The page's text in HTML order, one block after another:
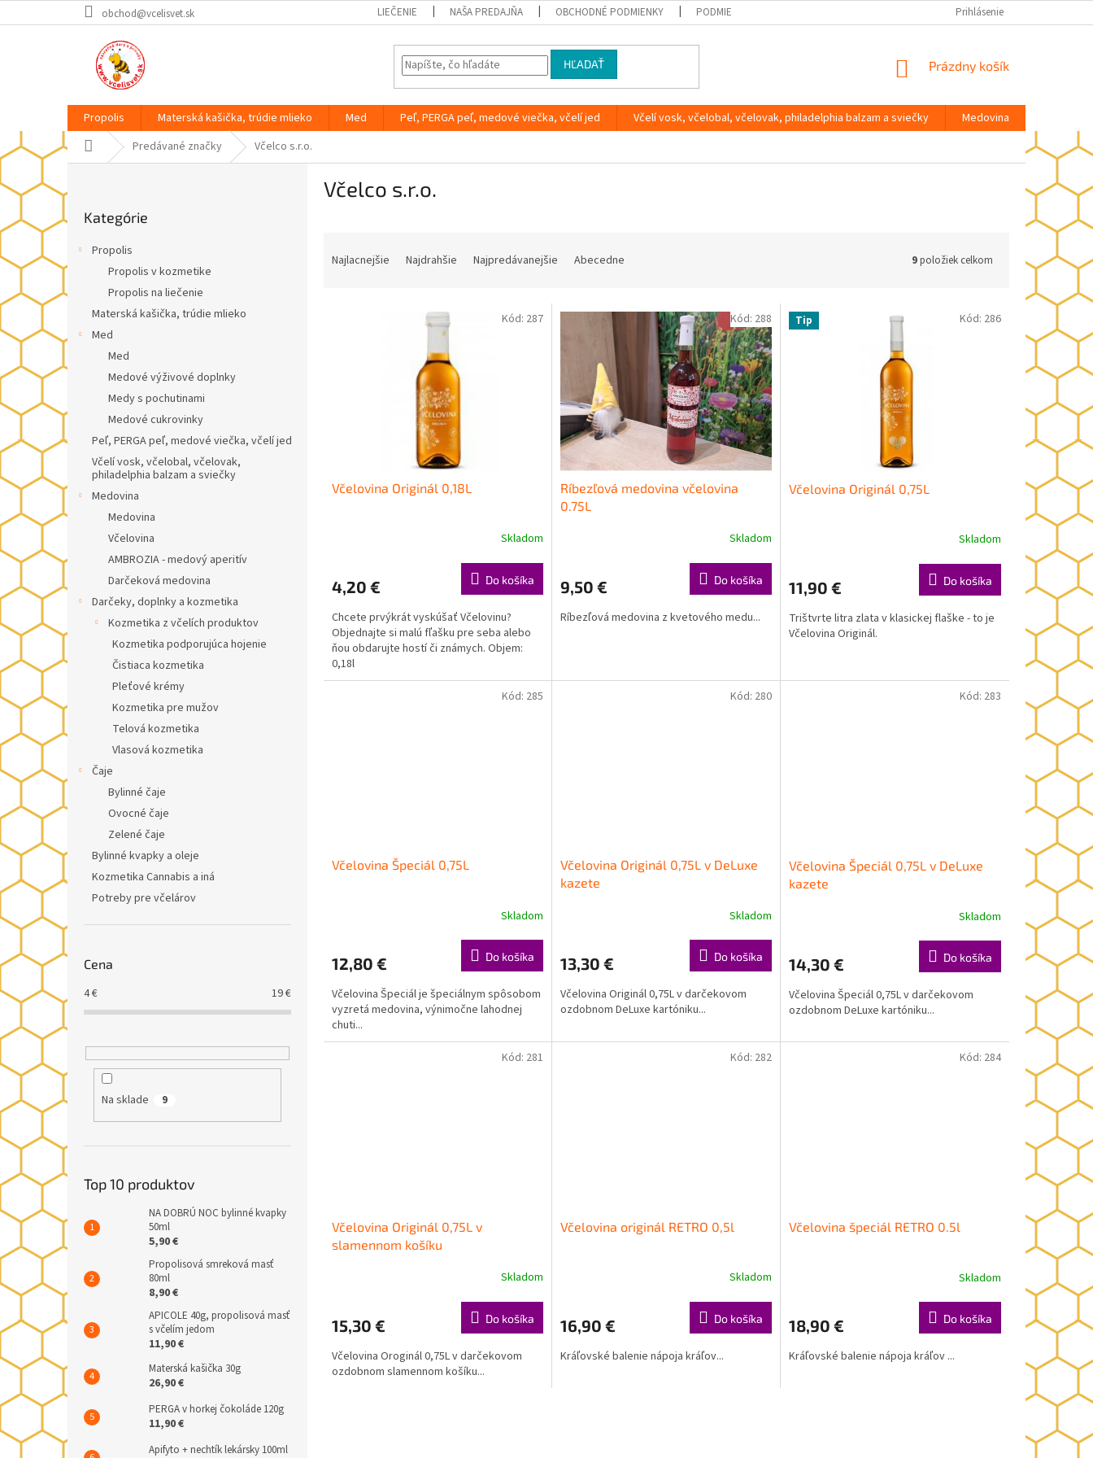
na
obchod@vcelisvet.sk LIEČENIE NAŠA PREDAJŇA OBCHODNÉ PODMIENKY PODMIENKY OCHRANY OSOBNÝCH ÚDAJOV Prihlásenie
HĽADAŤ
NÁKUPNÝ
Prázdny košík
Propolis Materská kašička, trúdie mlieko Med Peľ, PERGA peľ, medové viečka, včelí jed Včelí vosk, včelobal, včelovak, philadelphia balzam a sviečky Medovina
DomovPredávané značky Včelco s.r.o.
o
n
p
n
l
kategórie
Kategórie
Propolis
Propolis v kozmetike
Propolis na liečenie
Materská kašička, trúdie mlieko
Med
Med
Medové výživové doplnky
Medy s pochutinami
Medové cukrovinky
Peľ, PERGA peľ, medové viečka, včelí jed
Včelí vosk, včelobal, včelovak,
philadelphia balzam a sviečky
Medovina
Medovina
Včelovina
AMBROZIA - medový aperitív
Darčeková medovina
Darčeky, doplnky a kozmetika
Kozmetika z včelích produktov
Kozmetika podporujúca hojenie
Čistiaca kozmetika
Pleťové krémy
Kozmetika pre mužov
Telová kozmetika
Vlasová kozmetika
Čaje
Bylinné čaje
Ovocné čaje
Zelené čaje
Bylinné kvapky a oleje
Kozmetika Cannabis a iná
Potreby pre včelárov
Cena
4€ 19€
Na sklade 9
Top 10 produktov
NA DOBRÚ NOC bylinné kvapky
50ml
5,90 €
Propolisová smreková masť
80ml
8,90 €
APICOLE 40g, propolisová masť
s včelím jedom
11,90 €
Materská kašička 30g
26,90 €
PERGA v horkej čokoláde 120g
11,90 €
Apifyto + nechtík lekársky 100ml
Včelco s.r.o.
Najlacnejšie Najdrahšie Najpredávanejšie Abecedne 9položiek celkom
Včelovina Originál 0,18L
Skladom
4,20 € Do košíka
Chcete prvýkrát vyskúšať Včelovinu?
Objednajte si malú fľašku pre seba alebo
ňou obdarujte hostí či známych. Objem:
0,18l
Kód: 287
Ríbezľová medovina včelovina
0.75L
Skladom
9,50 € Do košíka
Ríbezľová medovina z kvetového medu...
Kód: 288 Tip
Včelovina Originál 0,75L
Skladom
11,90 € Do košíka
Trištvrte litra zlata v klasickej flaške - to je
Včelovina Originál.
Kód: 286
Včelovina Špeciál 0,75L
Skladom
12,80 € Do košíka
Včelovina Špeciál je špeciálnym spôsobom
vyzretá medovina, výnimočne lahodnej
chuti...
Kód: 285
Včelovina Originál 0,75L v DeLuxe
kazete
Skladom
13,30 € Do košíka
Včelovina Originál 0,75L v darčekovom
ozdobnom DeLuxe kartóniku...
Kód: 280
Včelovina Špeciál 0,75L v DeLuxe
kazete
Skladom
14,30 € Do košíka
Včelovina Špeciál 0,75L v darčekovom
ozdobnom DeLuxe kartóniku...
Kód: 283
Včelovina Originál 0,75L v
slamennom košíku
Skladom
15,30 € Do košíka
Včelovina Oroginál 0,75L v darčekovom
ozdobnom slamennom košíku...
Kód: 281
Včelovina originál RETRO 0,5l
Skladom
16,90 € Do košíka
Kráľovské balenie nápoja kráľov...
Kód: 282
Včelovina špeciál RETRO 0.5l
Skladom
18,90 € Do košíka
Kráľovské balenie nápoja kráľov ...
Kód: 284